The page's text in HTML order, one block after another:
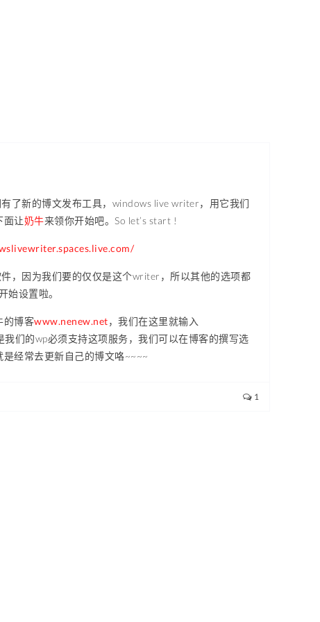
了新的博文发布工具，windows live writer，用它我们
面让奶牛来领你开始吧。So let’s start !
，因为我们要的仅仅是这个writer，所以其他的选项都
始设置啦。
的博客www.nenew.net，我们在这里就输入
们的wp必须支持这项服务，我们可以在博客的撰写选
经常去更新自己的博文咯~~~~
1